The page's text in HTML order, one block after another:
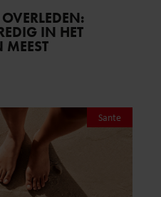
IN HET
Sante